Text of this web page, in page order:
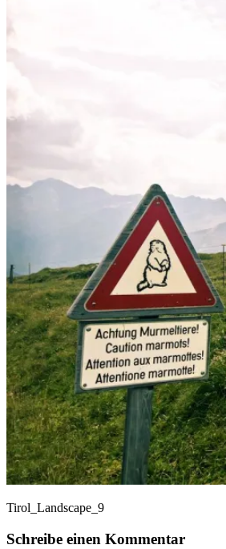
Tirol_Landscape_9
Schreibe einen Kommentar